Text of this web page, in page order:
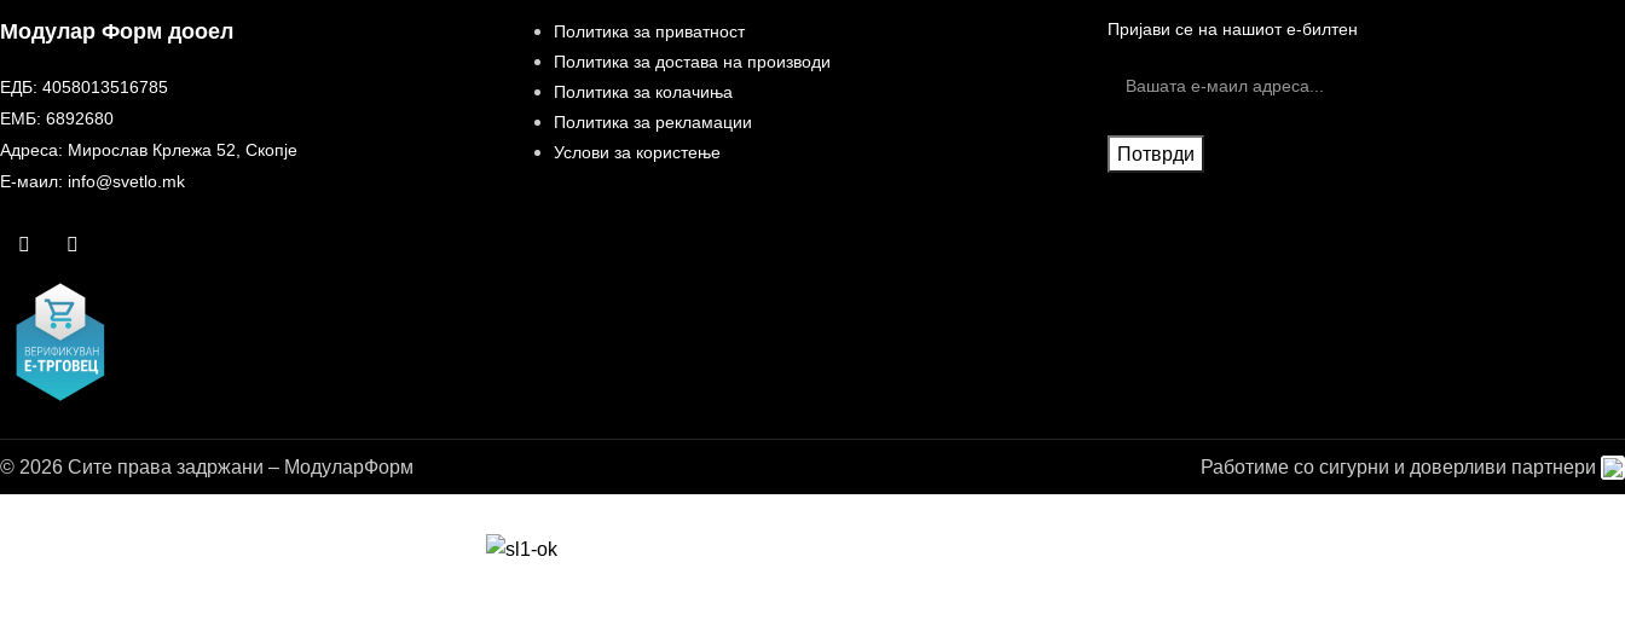
Модулар Форм дооел
ЕДБ: 4058013516785
ЕМБ: 6892680
Адреса: Мирослав Крлежа 52, Скопје
Е-маил: info@svetlo.mk
Политика за приватност
Политика за достава на производи
Политика за колачиња
Политика за рекламации
Услови за користење
Пријави се на нашиот е-билтен
© 2026 Сите права задржани – МодуларФорм Работиме со сигурни и доверливи партнери